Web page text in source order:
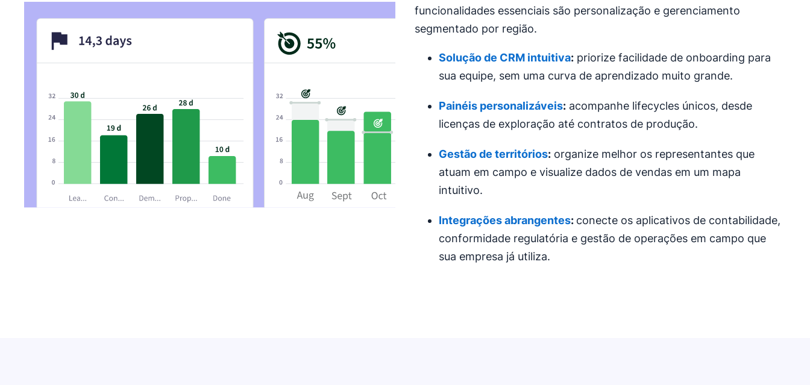
funcionalidades essenciais são personalização e gerenciamento
segmentado por região.
Solução de CRM intuitiva: priorize facilidade de onboarding para
sua equipe, sem uma curva de aprendizado muito grande.
Painéis personalizáveis: acompanhe lifecycles únicos, desde
licenças de exploração até contratos de produção.
Gestão de territórios: organize melhor os representantes que
atuam em campo e visualize dados de vendas em um mapa
intuitivo.
Integrações abrangentes: conecte os aplicativos de contabilidade,
conformidade regulatória e gestão de operações em campo que
sua empresa já utiliza.